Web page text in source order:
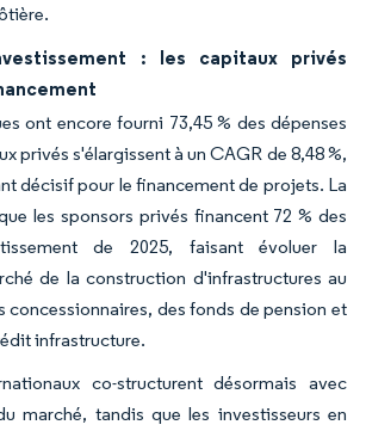
: les capitaux privés
ont encore fourni 73,45 % des dépenses
privés s'élargissent à un CAGR de 8,48 %,
décisif pour le financement de projets. La
les sponsors privés financent 72 % des
de 2025, faisant évoluer la
de la construction d'infrastructures au
concessionnaires, des fonds de pension et
infrastructure.
co-structurent désormais avec
marché, tandis que les investisseurs en